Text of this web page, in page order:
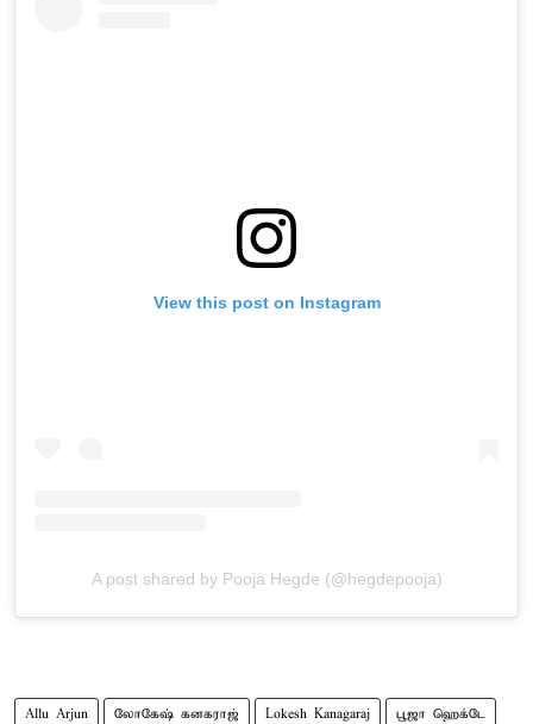
View this post on Instagram
A post shared by Pooja Hegde (@hegdepooja)
Allu Arjun லோகேஷ் கனகராஜ் Lokesh Kanagaraj பூஜா ஹெக்டே